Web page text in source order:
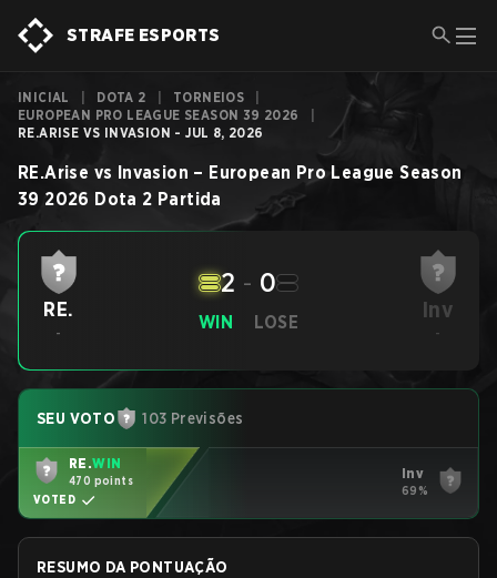
STRAFE ESPORTS
INICIAL DOTA 2 TORNEIOS
EUROPEAN PRO LEAGUE SEASON 39 2026
RE.ARISE VS INVASION - JUL 8, 2026
RE.Arise vs Invasion – European Pro League Season
39 2026 Dota 2 Partida
RE.
-
WIN
2 - 0
LOSE Inv
-
SEU VOTO 103 Previsões
RE.WIN
470 points
VOTED
Inv
69%
RESUMO DA PONTUAÇÃO